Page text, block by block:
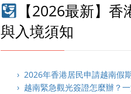
【2026最新】
與入境須知
› 2026年香港居民申請越南假
› 越南緊急觀光簽證怎麼辦？